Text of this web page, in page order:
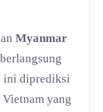
Myanmar
ini diprediksi
yang